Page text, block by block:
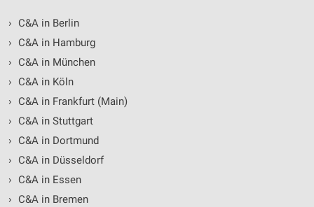
›
C&A in Berlin
›
C&A in Hamburg
›
C&A in München
›
C&A in Köln
›
C&A in Frankfurt (Main)
›
C&A in Stuttgart
›
C&A in Dortmund
›
C&A in Düsseldorf
›
C&A in Essen
›
C&A in Bremen